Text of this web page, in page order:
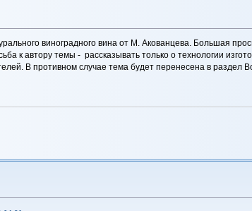
виноградного вина от М. Акованцева. Большая
к автору темы - рассказывать только о технологии
В противном случае тема будет перенесена в раздел